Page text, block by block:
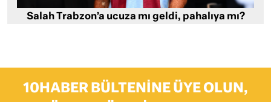
Salah Trabzon’a ucuza mı geldi, pahalıya mı?
10HABER BÜLTENINE ÜYE OLUN,